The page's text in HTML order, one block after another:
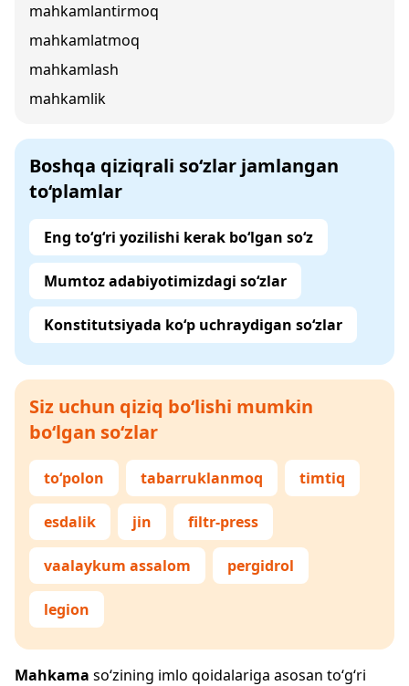
mahkamlantirmoq
mahkamlatmoq
mahkamlash
mahkamlik
Boshqa qiziqrali so‘zlar jamlangan
to‘plamlar
Eng to‘g‘ri yozilishi kerak bo‘lgan so‘z
Mumtoz adabiyotimizdagi so‘zlar
Konstitutsiyada ko‘p uchraydigan so‘zlar
Siz uchun qiziq bo‘lishi mumkin
bo‘lgan so‘zlar
to‘polon tabarruklanmoq timtiq
esdalik jin filtr-press
vaalaykum assalom pergidrol
legion
Mahkama so‘zining imlo qoidalariga asosan to‘g‘ri